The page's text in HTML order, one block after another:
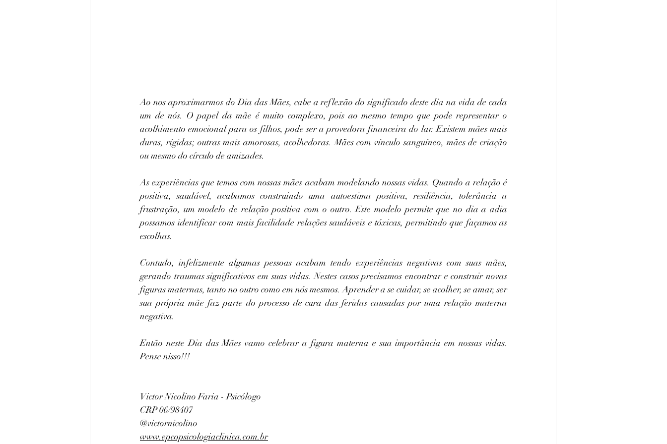
Ao nos aproximarmos do Dia das Mães, cabe a reflexão do significado deste dia na vida de cada
um de nós. O papel da mãe é muito complexo, pois ao mesmo tempo que pode representar o
acolhimento emocional para os filhos, pode ser a provedora financeira do lar. Existem mães mais
duras, rígidas; outras mais amorosas, acolhedoras. Mães com vínculo sanguíneo, mães de criação
ou mesmo do círculo de amizades.
As experiências que temos com nossas mães acabam modelando nossas vidas. Quando a relação é
positiva, saudável, acabamos construindo uma autoestima positiva, resiliência, tolerância a
frustração, um modelo de relação positiva com o outro. Este modelo permite que no dia a adia
possamos identificar com mais facilidade relações saudáveis e tóxicas, permitindo que façamos as
escolhas.
Contudo, infelizmente algumas pessoas acabam tendo experiências negativas com suas mães,
gerando traumas significativos em suas vidas. Nestes casos precisamos encontrar e construir novas
figuras maternas, tanto no outro como em nós mesmos. Aprender a se cuidar, se acolher, se amar, ser
sua própria mãe faz parte do processo de cura das feridas causadas por uma relação materna
negativa.
Então neste Dia das Mães vamo celebrar a figura materna e sua importância em nossas vidas.
Pense nisso!!!
Victor Nicolino Faria - Psicólogo
CRP 06/98407
@victornicolino
www.epcopsicologiaclinica.com.br